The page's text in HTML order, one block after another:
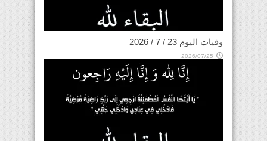
وفيات اليوم 23 / 7 / 2026
2026/07/25